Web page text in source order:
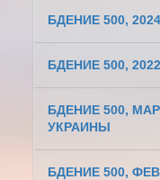
БДЕНИЕ 500,
БДЕНИЕ 500,
БДЕНИЕ 500,
УКРАИНЫ
БДЕНИЕ 500,